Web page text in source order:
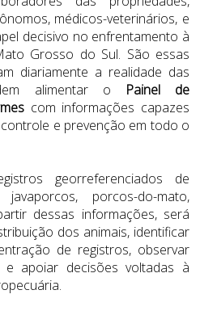
médicos-veterinários, e
decisivo no enfrentamento à
Grosso do Sul. São essas
diariamente a realidade das
alimentar o Painel de
com informações capazes
e prevenção em todo o
georreferenciados de
porcos-do-mato,
dessas informações, será
dos animais, identificar
de registros, observar
e apoiar decisões voltadas à